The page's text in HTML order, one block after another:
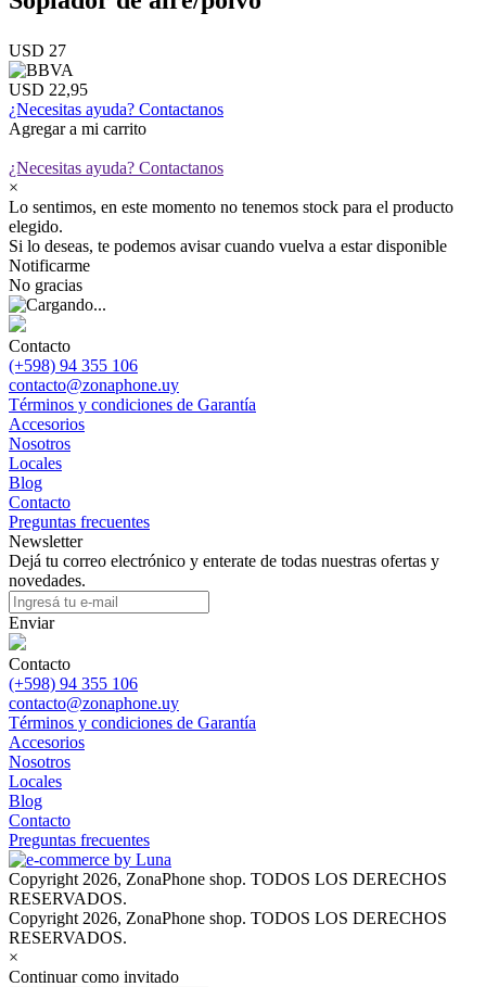
USD 27
USD 22,95
¿Necesitas ayuda? Contactanos
Agregar a mi carrito
¿Necesitas ayuda? Contactanos
×
Lo sentimos, en este momento no tenemos stock para el producto
elegido.
Si lo deseas, te podemos avisar cuando vuelva a estar disponible
Notificarme
No gracias
Contacto
(+598) 94 355 106
contacto@zonaphone.uy
Términos y condiciones de Garantía
Accesorios
Nosotros
Locales
Blog
Contacto
Preguntas frecuentes
Newsletter
Dejá tu correo electrónico y enterate de todas nuestras ofertas y
novedades.
Enviar
Contacto
(+598) 94 355 106
contacto@zonaphone.uy
Términos y condiciones de Garantía
Accesorios
Nosotros
Locales
Blog
Contacto
Preguntas frecuentes
Copyright 2026, ZonaPhone shop. TODOS LOS DERECHOS
RESERVADOS.
Copyright 2026, ZonaPhone shop. TODOS LOS DERECHOS
RESERVADOS.
×
Continuar como invitado